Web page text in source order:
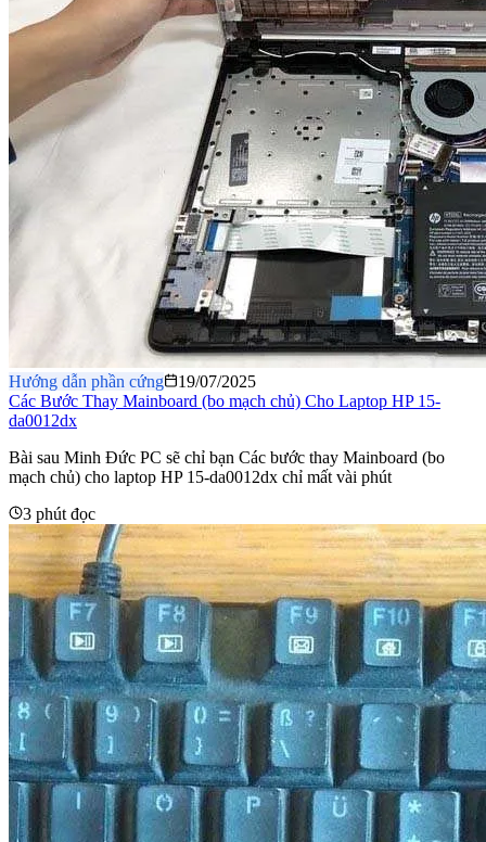
Hướng dẫn phần cứng
19/07/2025
Các Bước Thay Mainboard (bo mạch chủ) Cho Laptop HP 15-
da0012dx
Bài sau Minh Đức PC sẽ chỉ bạn Các bước thay Mainboard (bo
mạch chủ) cho laptop HP 15-da0012dx chỉ mất vài phút
3 phút đọc